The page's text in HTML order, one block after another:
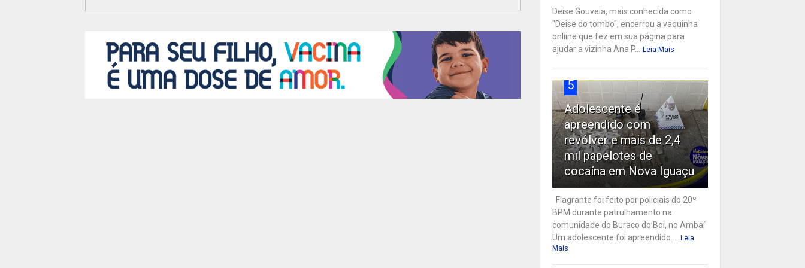
Deise Gouveia, mais conhecida como
"Deise do tombo", encerrou a vaquinha
onliine que fez em sua página para
ajudar a vizinha Ana P...
Leia Mais
5
Adolescente é
apreendido com
revólver e mais de 2,4
mil papelotes de
cocaína em Nova Iguaçu
Flagrante foi feito por policiais do 20º
BPM durante patrulhamento na
comunidade do Buraco do Boi, no Ambaí
Um adolescente foi apreendido ...
Leia
Mais